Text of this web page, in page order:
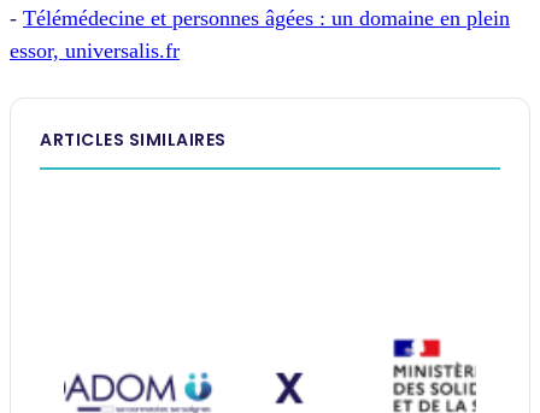
- Télémédecine et personnes âgées : un domaine en plein
essor, universalis.fr
ARTICLES SIMILAIRES